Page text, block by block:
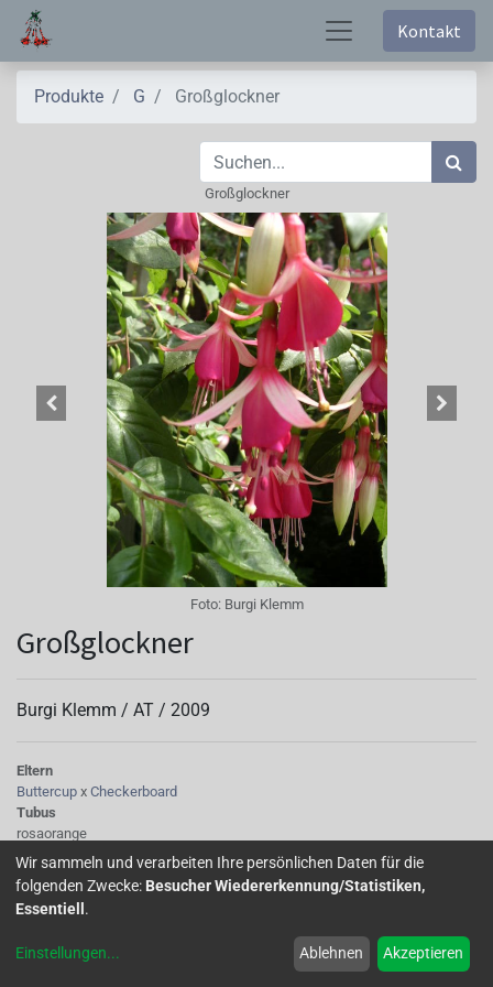
Kontakt
Produkte G Großglockner
Großglockner
Foto: Burgi Klemm
Großglockner
Burgi Klemm / AT / 2009
Eltern
Buttercup x Checkerboard
Tubus
rosaorange
Sepalen
Kelchblätter rosaorange mit grünen Spitzen
Korolle/Petalen
orangerot
einfach
Wir sammeln und verarbeiten Ihre persönlichen Daten für die
folgenden Zwecke: Besucher Wiedererkennung/Statistiken,
Essentiell .
Einstellungen... Ablehnen Akzeptieren